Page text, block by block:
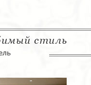
стиль